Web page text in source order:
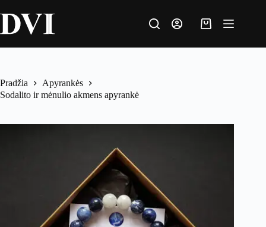
to
content
Krepšelis
Pradžia
Apyrankės
Sodalito ir mėnulio akmens apyrankė